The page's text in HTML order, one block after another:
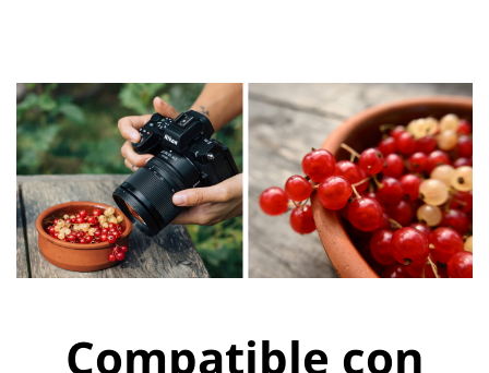
Compatible con